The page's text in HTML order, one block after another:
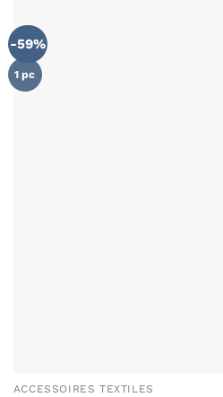
-59%
1 pc
ACCESSOIRES TEXTILES